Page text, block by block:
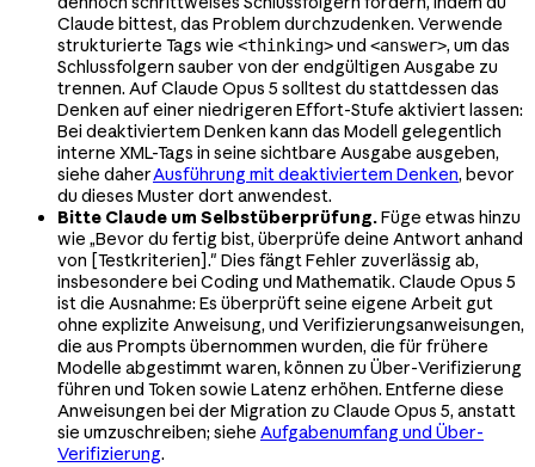
Claude bittest, das Problem durchzudenken. Verwende
strukturierte Tags wie <thinking>und <answer>, um das
Schlussfolgern sauber von der endgültigen Ausgabe zu
trennen. Auf Claude Opus 5 solltest du stattdessen das
Denken auf einer niedrigeren Effort-Stufe aktiviert lassen:
Bei deaktiviertem Denken kann das Modell gelegentlich
interne XML-Tags in seine sichtbare Ausgabe ausgeben,
siehe daherAusführung mit deaktiviertem Denken, bevor
du dieses Muster dort anwendest.
Bitte Claude um Selbstüberprüfung.Füge etwas hinzu
wie „Bevor du fertig bist, überprüfe deine Antwort anhand
von [Testkriterien]." Dies fängt Fehler zuverlässig ab,
insbesondere bei Coding und Mathematik. Claude Opus 5
ist die Ausnahme: Es überprüft seine eigene Arbeit gut
ohne explizite Anweisung, und Verifizierungsanweisungen,
die aus Prompts übernommen wurden, die für frühere
Modelle abgestimmt waren, können zu Über-Verifizierung
führen und Token sowie Latenz erhöhen. Entferne diese
Anweisungen bei der Migration zu Claude Opus 5, anstatt
sie umzuschreiben; siehe Aufgabenumfang und Über-
Verifizierung.